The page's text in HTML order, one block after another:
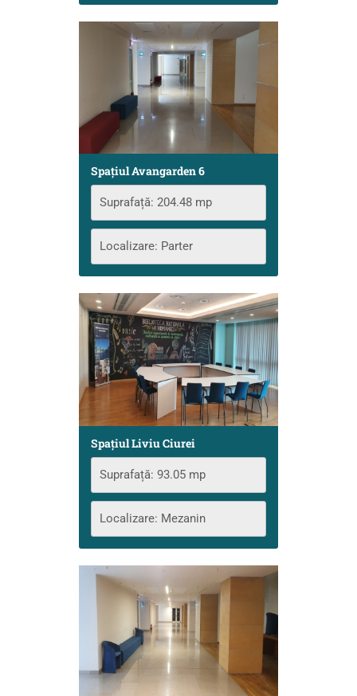
Spațiul Avangarden 6
Suprafață: 204.48 mp
Localizare: Parter
Spațiul Liviu Ciurei
Suprafață: 93.05 mp
Localizare: Mezanin